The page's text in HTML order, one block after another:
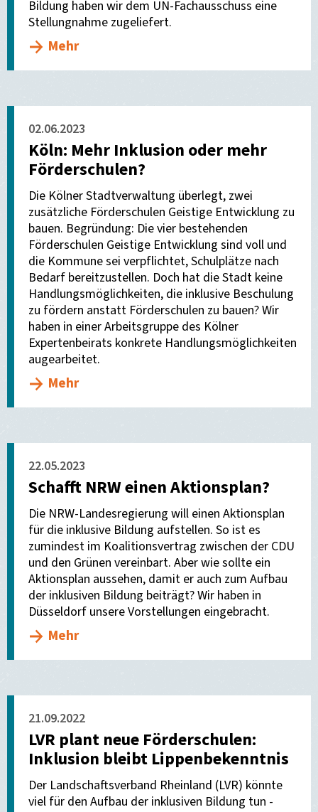
Bildung haben wir dem UN-Fachausschuss eine
Stellungnahme zugeliefert.
Mehr
02.06.2023
Köln: Mehr Inklusion oder mehr
Förderschulen?
Die Kölner Stadtverwaltung überlegt, zwei
zusätzliche Förderschulen Geistige Entwicklung zu
bauen. Begründung: Die vier bestehenden
Förderschulen Geistige Entwicklung sind voll und
die Kommune sei verpflichtet, Schulplätze nach
Bedarf bereitzustellen. Doch hat die Stadt keine
Handlungsmöglichkeiten, die inklusive Beschulung
zu fördern anstatt Förderschulen zu bauen? Wir
haben in einer Arbeitsgruppe des Kölner
Expertenbeirats konkrete Handlungsmöglichkeiten
augearbeitet.
Mehr
22.05.2023
Schafft NRW einen Aktionsplan?
Die NRW-Landesregierung will einen Aktionsplan
für die inklusive Bildung aufstellen. So ist es
zumindest im Koalitionsvertrag zwischen der CDU
und den Grünen vereinbart. Aber wie sollte ein
Aktionsplan aussehen, damit er auch zum Aufbau
der inklusiven Bildung beiträgt? Wir haben in
Düsseldorf unsere Vorstellungen eingebracht.
Mehr
21.09.2022
LVR plant neue Förderschulen:
Inklusion bleibt Lippenbekenntnis
Der Landschaftsverband Rheinland (LVR) könnte
viel für den Aufbau der inklusiven Bildung tun -